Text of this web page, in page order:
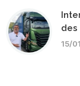
des
15/